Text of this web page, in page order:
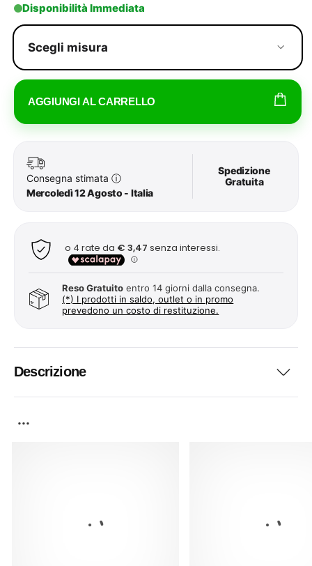
Disponibilità Immediata
Scegli misura
AGGIUNGI AL CARRELLO
Consegna stimata ⓘ
Mercoledì 12 Agosto - Italia
Spedizione
Gratuita
Reso Gratuito entro 14 giorni dalla consegna.
(*) I prodotti in saldo, outlet o in promo
prevedono un costo di restituzione.
Descrizione
...